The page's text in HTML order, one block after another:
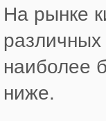
На рынке
наиболее
ниже.